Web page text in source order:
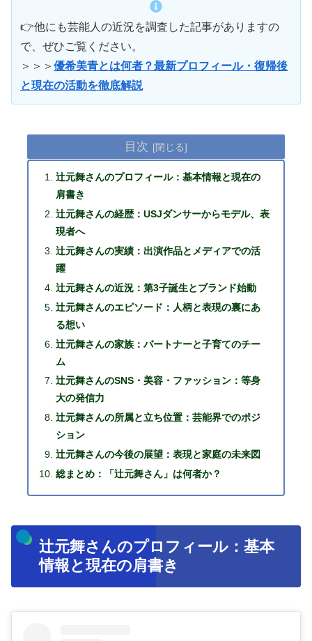
👉他にも芸能人の近況を調査した記事がありますの
で、ぜひご覧ください。
＞＞＞ 優希美青とは何者？最新プロフィール・復帰後
と現在の活動を徹底解説
目次
辻元舞さんのプロフィール：基本情報と現在の
肩書き
辻元舞さんの経歴：USJダンサーからモデル、表
現者へ
辻元舞さんの実績：出演作品とメディアでの活
躍
辻元舞さんの近況：第3子誕生とブランド始動
辻元舞さんのエピソード：人柄と表現の裏にあ
る想い
辻元舞さんの家族：パートナーと子育てのチー
ム
辻元舞さんのSNS・美容・ファッション：等身
大の発信力
辻元舞さんの所属と立ち位置：芸能界でのポジ
ション
辻元舞さんの今後の展望：表現と家庭の未来図
総まとめ：「辻元舞さん」は何者か？
辻元舞さんのプロフィール：基本
情報と現在の肩書き